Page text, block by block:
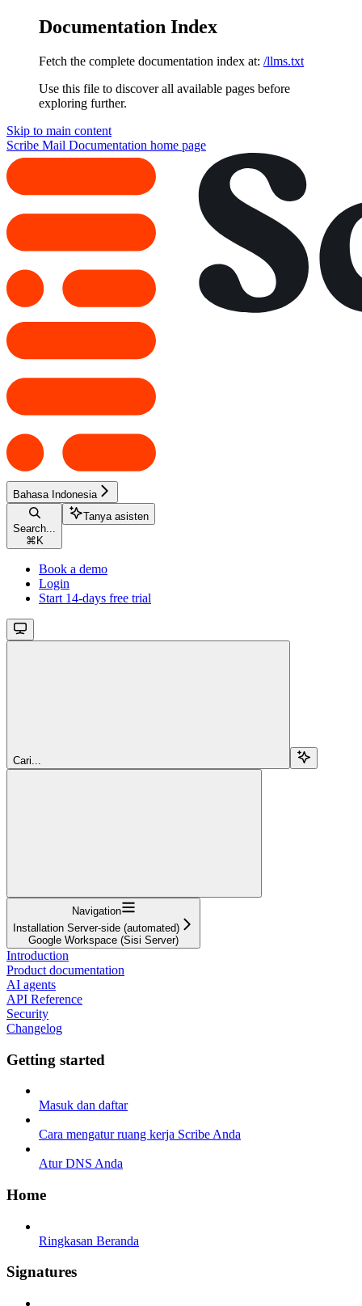
Documentation Index
Fetch the complete documentation index at: /llms.txt
Use this file to discover all available pages before
exploring further.
Skip to main content
Scribe Mail Documentation home page
Bahasa Indonesia
Search...
⌘ K
Tanya asisten
Book a demo
Login
Start 14-days free trial
Cari...
Navigation
Installation Server-side (automated)
Google Workspace (Sisi Server)
Introduction
Product documentation
AI agents
API Reference
Security
Changelog
Getting started
Masuk dan daftar
Cara mengatur ruang kerja Scribe Anda
Atur DNS Anda
Home
Ringkasan Beranda
Signatures